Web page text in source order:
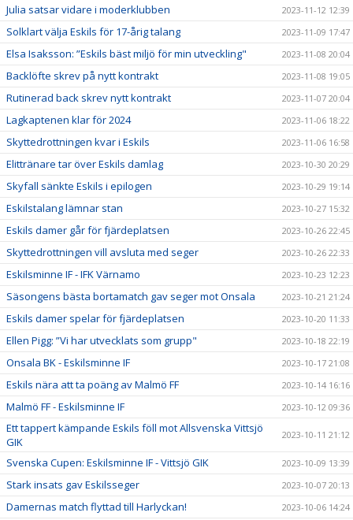
Julia satsar vidare i moderklubben 2023-11-12 12:39
Solklart välja Eskils för 17-årig talang 2023-11-09 17:47
Elsa Isaksson: ”Eskils bäst miljö för min utveckling" 2023-11-08 20:04
Backlöfte skrev på nytt kontrakt 2023-11-08 19:05
Rutinerad back skrev nytt kontrakt 2023-11-07 20:04
Lagkaptenen klar för 2024 2023-11-06 18:22
Skyttedrottningen kvar i Eskils 2023-11-06 16:58
Elittränare tar över Eskils damlag 2023-10-30 20:29
Skyfall sänkte Eskils i epilogen 2023-10-29 19:14
Eskilstalang lämnar stan 2023-10-27 15:32
Eskils damer går för fjärdeplatsen 2023-10-26 22:45
Skyttedrottningen vill avsluta med seger 2023-10-26 22:33
Eskilsminne IF - IFK Värnamo 2023-10-23 12:23
Säsongens bästa bortamatch gav seger mot Onsala 2023-10-21 21:24
Eskils damer spelar för fjärdeplatsen 2023-10-20 11:33
Ellen Pigg: ”Vi har utvecklats som grupp" 2023-10-18 22:19
Onsala BK - Eskilsminne IF 2023-10-17 21:08
Eskils nära att ta poäng av Malmö FF 2023-10-14 16:16
Malmö FF - Eskilsminne IF 2023-10-12 09:36
Ett tappert kämpande Eskils föll mot Allsvenska Vittsjö
GIK
2023-10-11 21:12
Svenska Cupen: Eskilsminne IF - Vittsjö GIK 2023-10-09 13:39
Stark insats gav Eskilsseger 2023-10-07 20:13
Damernas match flyttad till Harlyckan! 2023-10-06 14:24